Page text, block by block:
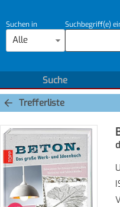
Suchen in
Alle
Suchbegriff(e)
Suche
Trefferliste